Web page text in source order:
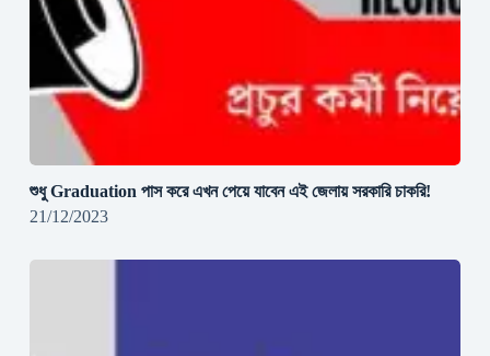
শুধু Graduation পাস করে এখন পেয়ে যাবেন এই জেলায় সরকারি চাকরি!
21/12/2023